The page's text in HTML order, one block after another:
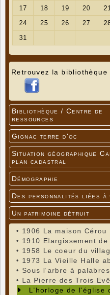
Retrouvez la bibliothèque
Bibliothèque / Centre de
ressources
Gignac terre d'oc
Situation géographique
plan cadastral
Démographie
Des personnalités liées à
Un patrimoine détruit
• 1906 La maison Cérou
• 1910 Elargissement
• 1958 Le coeur du
• 1973 La Vieille Halle
• Sous l'arbre à palabres
• La Pierre des Trois
L'horloge de l'église